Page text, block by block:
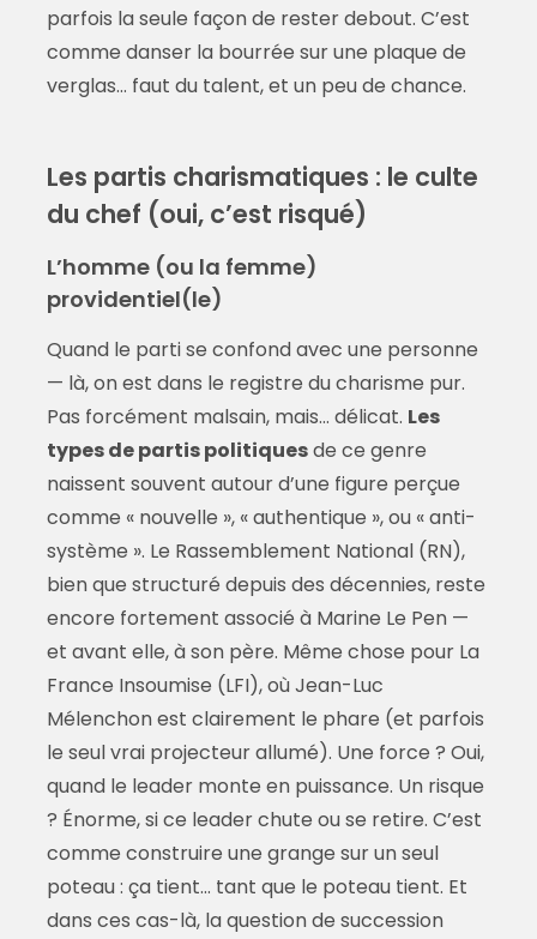
parfois la seule façon de rester debout. C’est
comme danser la bourrée sur une plaque de
verglas… faut du talent, et un peu de chance.
Les partis charismatiques : le culte
du chef (oui, c’est risqué)
L’homme (ou la femme)
providentiel(le)
Quand le parti se confond avec une personne
— là, on est dans le registre du charisme pur.
Pas forcément malsain, mais… délicat. Les
types de partis politiquesde ce genre
naissent souvent autour d’une figure perçue
comme « nouvelle », « authentique », ou « anti-
système ». Le Rassemblement National (RN),
bien que structuré depuis des décennies, reste
encore fortement associé à Marine Le Pen —
et avant elle, à son père. Même chose pour La
France Insoumise (LFI), où Jean-Luc
Mélenchon est clairement le phare (et parfois
le seul vrai projecteur allumé). Une force ? Oui,
quand le leader monte en puissance. Un risque
? Énorme, si ce leader chute ou se retire. C’est
comme construire une grange sur un seul
poteau : ça tient… tant que le poteau tient. Et
dans ces cas-là, la question de succession